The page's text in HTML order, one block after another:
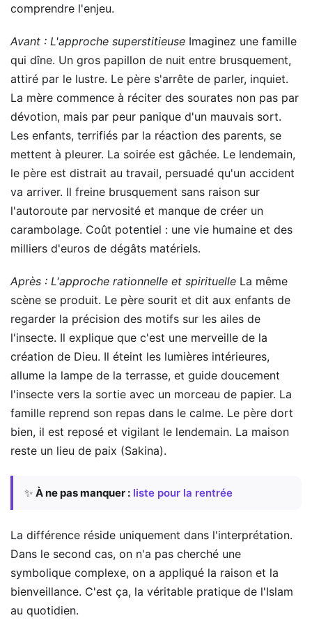
comprendre l'enjeu.
Avant : L'approche superstitieuse Imaginez une famille
qui dîne. Un gros papillon de nuit entre brusquement,
attiré par le lustre. Le père s'arrête de parler, inquiet.
La mère commence à réciter des sourates non pas par
dévotion, mais par peur panique d'un mauvais sort.
Les enfants, terrifiés par la réaction des parents, se
mettent à pleurer. La soirée est gâchée. Le lendemain,
le père est distrait au travail, persuadé qu'un accident
va arriver. Il freine brusquement sans raison sur
l'autoroute par nervosité et manque de créer un
carambolage. Coût potentiel : une vie humaine et des
milliers d'euros de dégâts matériels.
Après : L'approche rationnelle et spirituelle La même
scène se produit. Le père sourit et dit aux enfants de
regarder la précision des motifs sur les ailes de
l'insecte. Il explique que c'est une merveille de la
création de Dieu. Il éteint les lumières intérieures,
allume la lampe de la terrasse, et guide doucement
l'insecte vers la sortie avec un morceau de papier. La
famille reprend son repas dans le calme. Le père dort
bien, il est reposé et vigilant le lendemain. La maison
reste un lieu de paix (Sakina).
✨ À ne pas manquer : liste pour la rentrée
La différence réside uniquement dans l'interprétation.
Dans le second cas, on n'a pas cherché une
symbolique complexe, on a appliqué la raison et la
bienveillance. C'est ça, la véritable pratique de l'Islam
au quotidien.